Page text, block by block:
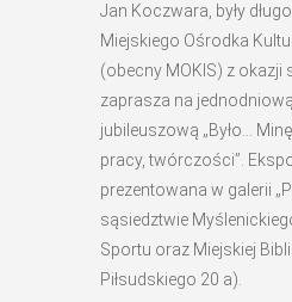
Jan Koczwara, były
Miejskiego Ośrodka
(obecny MOKIS) z okazji
zaprasza na
jubileuszową „Było…
pracy, twórczości”.
prezentowana w galerii
sąsiedztwie
Sportu oraz Miejskiej
Piłsudskiego 20 a).